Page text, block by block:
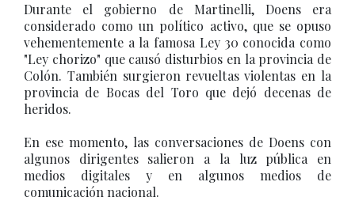
Durante el gobierno de Martinelli, Doens era
considerado como un político activo, que se opuso
vehementemente a la famosa Ley 30 conocida como
"Ley chorizo" que causó disturbios en la provincia de
Colón. También surgieron revueltas violentas en la
provincia de Bocas del Toro que dejó decenas de
heridos.
En ese momento, las conversaciones de Doens con
algunos dirigentes salieron a la luz pública en
medios digitales y en algunos medios de
comunicación nacional.